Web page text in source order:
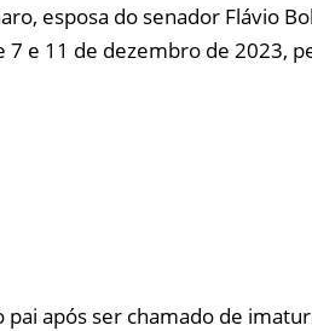
esposa do senador Flávio
e 11 de dezembro de 2023,
após ser chamado de